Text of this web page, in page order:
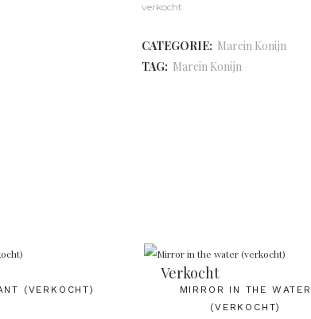
verkocht
CATEGORIE: Marein Konijn
TAG: Marein Konijn
(VERKOCHT)
Verkocht
MIRROR IN THE WATER
(VERKOCHT)